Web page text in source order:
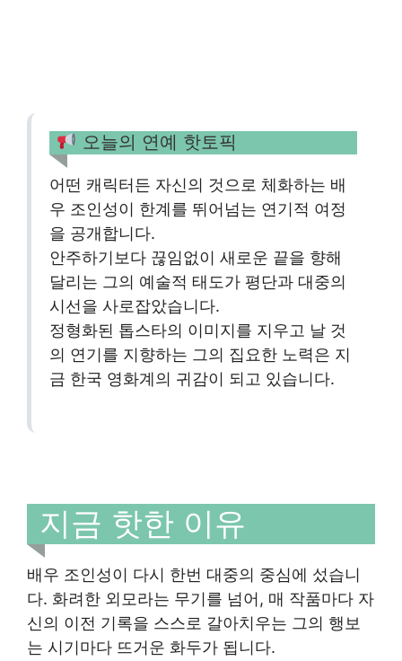
오늘의 연예 핫토픽
어떤 캐릭터든 자신의 것으로 체화하는 배
우 조인성이 한계를 뛰어넘는 연기적 여정
을 공개합니다.
안주하기보다 끊임없이 새로운 끝을 향해
달리는 그의 예술적 태도가 평단과 대중의
시선을 사로잡았습니다.
정형화된 톱스타의 이미지를 지우고 날 것
의 연기를 지향하는 그의 집요한 노력은 지
금 한국 영화계의 귀감이 되고 있습니다.
지금 핫한 이유
배우 조인성이 다시 한번 대중의 중심에 섰습니
다. 화려한 외모라는 무기를 넘어, 매 작품마다 자
신의 이전 기록을 스스로 갈아치우는 그의 행보
는 시기마다 뜨거운 화두가 됩니다.